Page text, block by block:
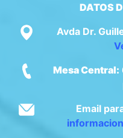
DATOS
Avda Dr.
Mesa Central:
Email